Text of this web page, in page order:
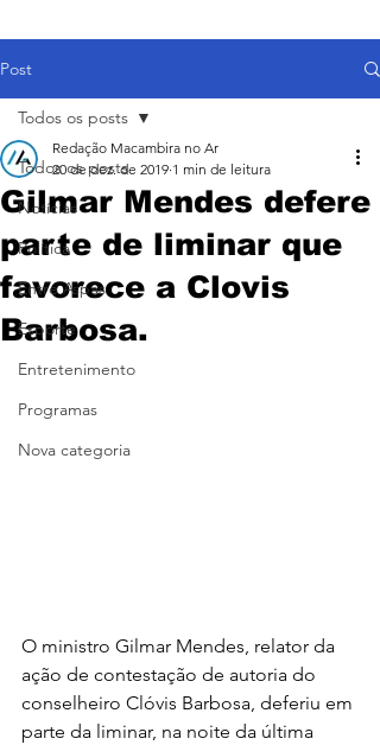
Post
Todos os posts
Notícias
Política
Entre Aspas
Esporte
Entretenimento
Programas
Nova categoria
Todos os posts
Gilmar Mendes defere
parte de liminar que
favorece a Clovis
Barbosa.
Redação Macambira no Ar
20 de dez. de 2019 1 min de leitura
O ministro Gilmar Mendes, relator da
ação de contestação de autoria do
conselheiro Clóvis Barbosa, deferiu em
parte da liminar, na noite da última